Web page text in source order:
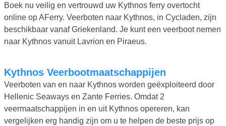
Boek nu veilig en vertrouwd uw Kythnos ferry overtocht
online op AFerry. Veerboten naar Kythnos, in Cycladen, zijn
beschikbaar vanaf Griekenland. Je kunt een veerboot nemen
naar Kythnos vanuit Lavrion en Piraeus.
Kythnos Veerbootmaatschappijen
Veerboten van en naar Kythnos worden geëxploiteerd door
Hellenic Seaways en Zante Ferries. Omdat 2
veermaatschappijen in en uit Kythnos opereren, kan
vergelijken erg handig zijn om u te helpen de beste prijs op